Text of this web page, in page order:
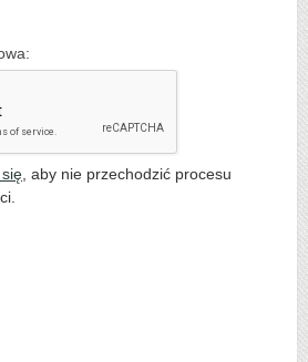
, aby nie przechodzić procesu